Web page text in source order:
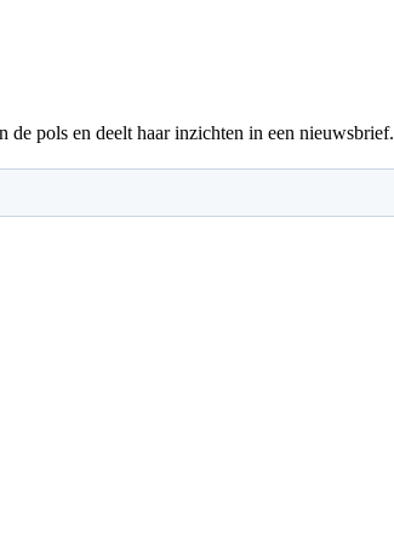
pols en deelt haar inzichten in een nieuwsbrief.